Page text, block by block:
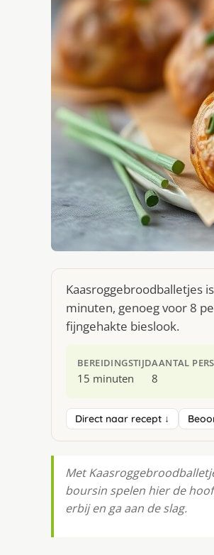
Kaasroggebroodballetjes
minuten, genoeg voor 8
fijngehakte bieslook.
BEREIDINGSTIJD
15 minuten
AANTAL
8
Direct naar recept ↓
Met
boursin spelen hier de
erbij en ga aan de slag.